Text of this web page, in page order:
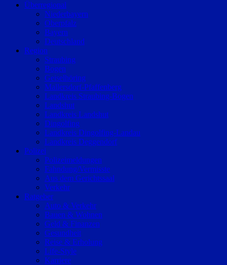
Überregional
Niederbayern
Oberpfalz
Bayern
Deutschland
Region
Straubing
Bogen
Geiselhöring
Mallersdorf-Pfaffenberg
Landkreis Straubing-Bogen
Landshut
Landkreis Landshut
Dingolfing
Landkreis Dingolfing-Landau
Landkreis Deggendorf
Polizei
Polizeimeldungen
Fahndung/Vermisste
Aus dem Gerichtssaal
Verkehr
Ratgeber
Auto & Verkehr
Bauen & Wohnen
Geld & Finanzen
Gesundheit
Reise & Erholung
Life-Style
Karriere